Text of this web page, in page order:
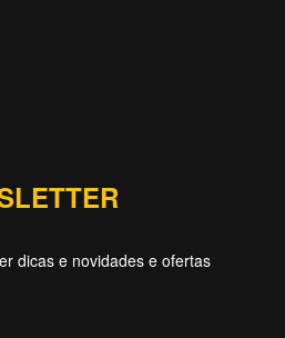
dicas e novidades e ofertas